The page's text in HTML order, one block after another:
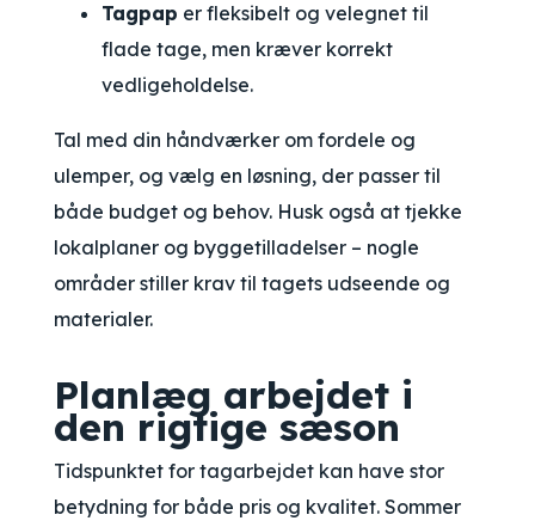
Tagpap er fleksibelt og velegnet til
flade tage, men kræver korrekt
vedligeholdelse.
Tal med din håndværker om fordele og
ulemper, og vælg en løsning, der passer til
både budget og behov. Husk også at tjekke
lokalplaner og byggetilladelser – nogle
områder stiller krav til tagets udseende og
materialer.
Planlæg arbejdet i
den rigtige sæson
Tidspunktet for tagarbejdet kan have stor
betydning for både pris og kvalitet. Sommer